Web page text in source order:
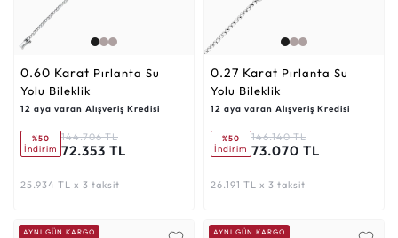
0.60 Karat
Yolu Bileklik
12 aya varan Alışveriş Kredisi
%50
İndirim
144.706 TL
72.353 TL
25.934 TL x 3 taksit
0.27 Karat
Yolu Bileklik
12 aya varan Alışveriş Kredisi
%50
İndirim
146.140 TL
73.070 TL
26.191 TL x 3 taksit
AYNI GÜN KARGO AYNI GÜN KARGO